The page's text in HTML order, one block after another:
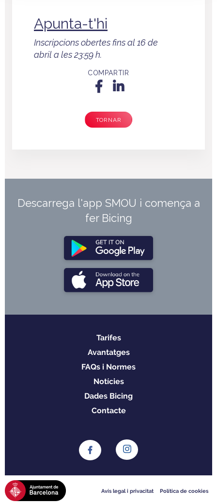
Apunta-t'hi
Inscripcions obertes fins al 16 de
abril a les 23:59 h.
COMPARTIR
TORNAR
Descarrega l'app SMOU i comença a
fer Bicing
Tarifes
Avantatges
FAQs i Normes
Notícies
Dades Bicing
Contacte
Avís legal i privacitat Política de cookies